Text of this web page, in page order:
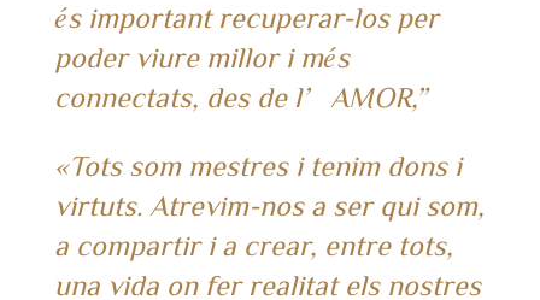
és important recuperar-los per
poder viure millor i més
connectats, des de l’AMOR,”
«Tots som mestres i tenim dons i
virtuts. Atrevim-nos a ser qui som,
a compartir i a crear, entre tots,
una vida on fer realitat els nostres